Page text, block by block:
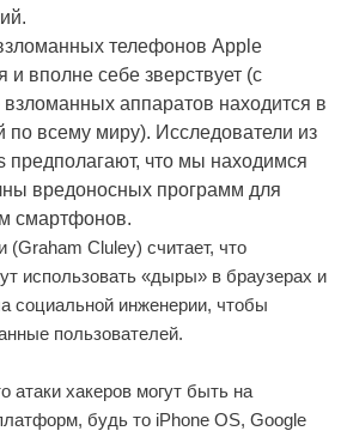
телефонов Apple
и вполне себе зверствует (с
взломанных аппаратов находится в
по всему миру). Исследователи из
предполагают, что мы находимся
вредоносных программ для
смартфонов.
(Graham Cluley) считает, что
использовать «дыры» в браузерах и
социальной инженерии, чтобы
пользователей.
атаки хакеров могут быть на
будь то iPhone OS, Google